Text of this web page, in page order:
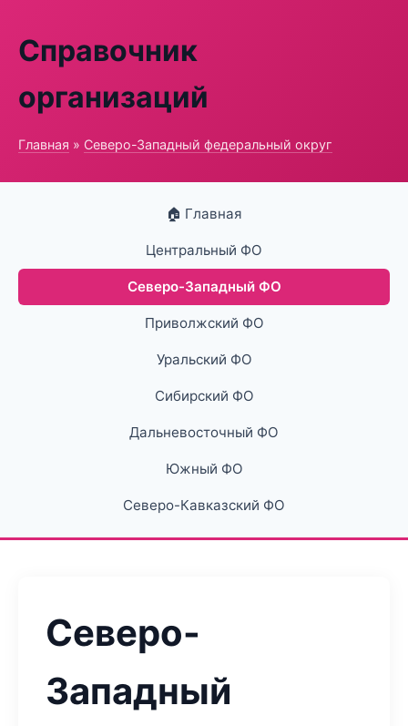
Справочник
организаций
Главная » Северо-Западный федеральный округ
🏠 Главная
Центральный ФО
Северо-Западный ФО
Приволжский ФО
Уральский ФО
Сибирский ФО
Дальневосточный ФО
Южный ФО
Северо-Кавказский ФО
Северо-
Западный